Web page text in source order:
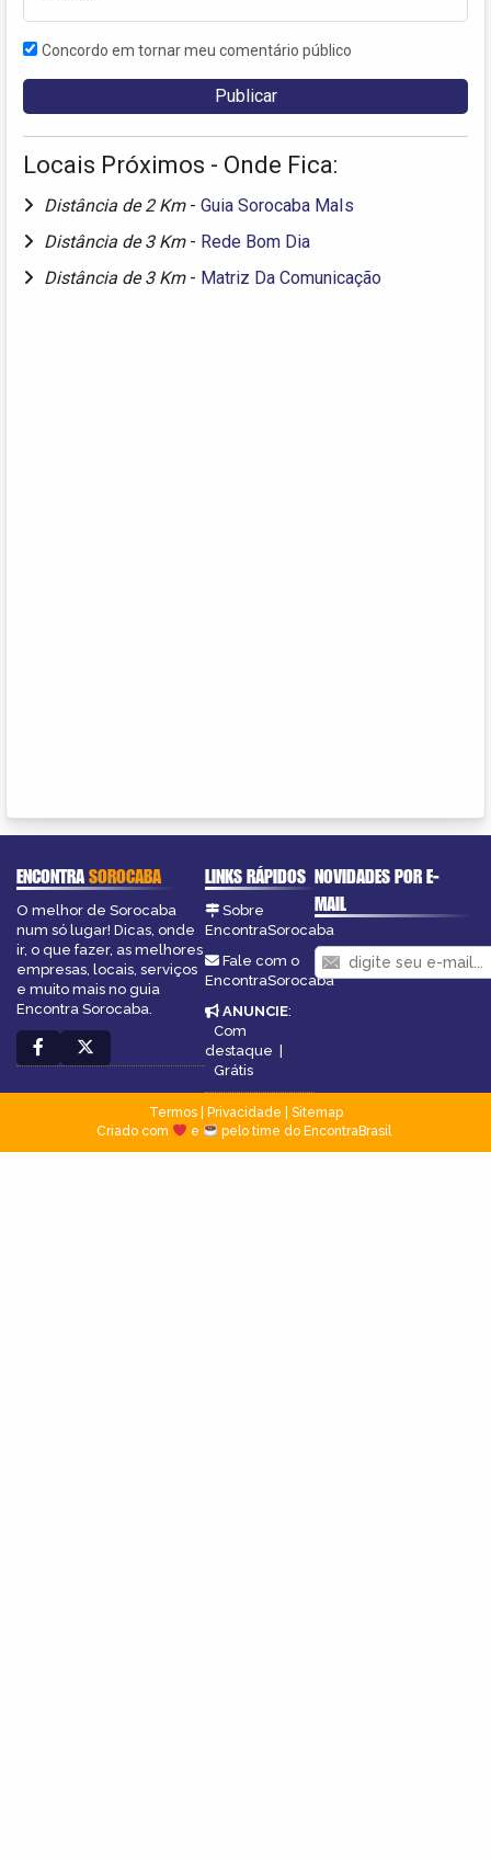
Concordo em tornar meu comentário público
Locais Próximos - Onde Fica:
Distância de 2 Km - Guia Sorocaba MaIs
Distância de 3 Km - Rede Bom Dia
Distância de 3 Km - Matriz Da Comunicação
ENCONTRASOROCABA
O melhor de Sorocaba
num só lugar! Dicas, onde
ir, o que fazer, as melhores
empresas, locais, serviços
e muito mais no guia
Encontra Sorocaba.
LINKS RÁPIDOS
Sobre
EncontraSorocaba
Fale com o
EncontraSorocaba
ANUNCIE:
Com
destaque |
Grátis
NOVIDADES POR E-
MAIL
Termos| Privacidade
Sitemap
Criado com
e pelo time do EncontraBrasil